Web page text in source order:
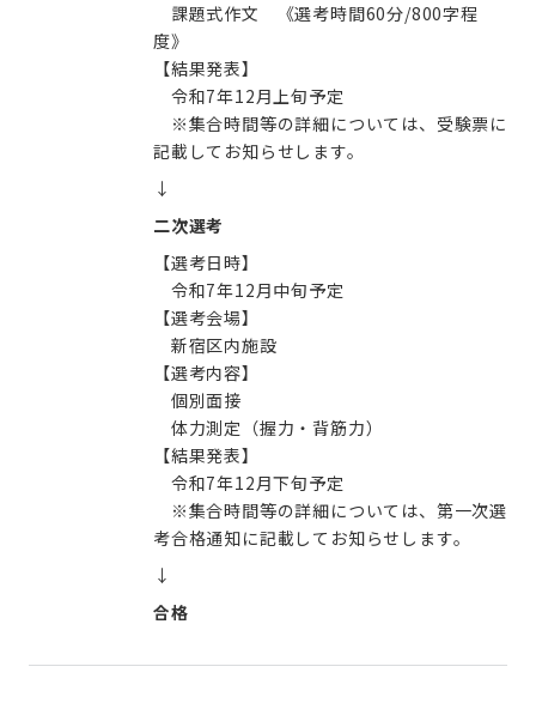
課題式作文 《選考時間60分/800字程
度》
【結果発表】
令和7年12月上旬予定
※集合時間等の詳細については、受験票に
記載してお知らせします。
↓
二次選考
【選考日時】
令和7年12月中旬予定
【選考会場】
新宿区内施設
【選考内容】
個別面接
体力測定（握力・背筋力）
【結果発表】
令和7年12月下旬予定
※集合時間等の詳細については、第一次選
考合格通知に記載してお知らせします。
↓
合格